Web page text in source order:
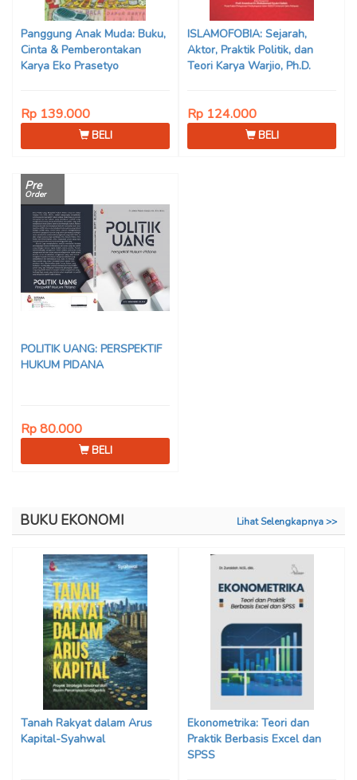
Panggung Anak Muda: Buku,
Cinta & Pemberontakan
Karya Eko Prasetyo
Rp 139.000
BELI
ISLAMOFOBIA: Sejarah,
Aktor, Praktik Politik, dan
Teori Karya Warjio, Ph.D.
Rp 124.000
BELI
Pre
Order
POLITIK UANG: PERSPEKTIF
HUKUM PIDANA
Rp 80.000
BELI
BUKU EKONOMI Lihat Selengkapnya >>
Tanah Rakyat dalam Arus
Kapital-Syahwal
Ekonometrika: Teori dan
Praktik Berbasis Excel dan
SPSS